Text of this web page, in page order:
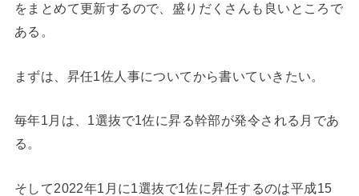
をまとめて更新するので、盛りだくさんも良いところで
ある。
まずは、昇任1佐人事についてから書いていきたい。
毎年1月は、1選抜で1佐に昇る幹部が発令される月であ
る。
そして2022年1月に1選抜で1佐に昇任するのは平成15